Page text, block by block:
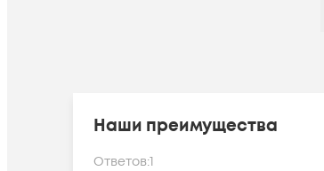
Наши преимущества
Ответов:1